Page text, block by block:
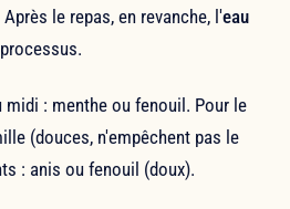
le repas, en revanche, l'eau
midi : menthe ou fenouil. Pour le
(douces, n'empêchent pas le
: anis ou fenouil (doux).